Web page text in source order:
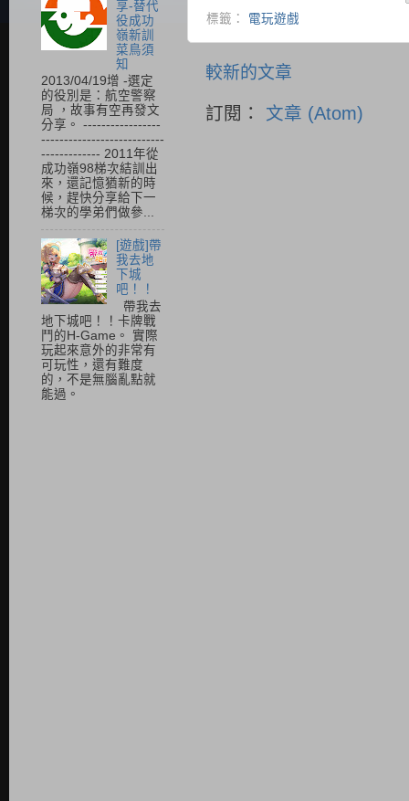
標籤： 電玩遊戲
較新的文章
訂閱： 文章 (Atom)
享-替代
役成功
嶺新訓
菜鳥須
知
2013/04/19增 -選定
的役別是：航空警察
局 ，故事有空再發文
分享。 -----------------
---------------------------
------------- 2011年從
成功嶺98梯次結訓出
來，還記憶猶新的時
候，趕快分享給下一
梯次的學弟們做參...
[遊戲]帶
我去地
下城
吧！！
帶我去
地下城吧！！卡牌戰
鬥的H-Game。 實際
玩起來意外的非常有
可玩性，還有難度
的，不是無腦亂點就
能過。